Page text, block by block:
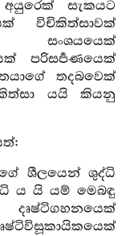
සැකයට
විචිකිත්සාවක්
සංශයයෙක්
පරිසර්‍පණයෙක්
තදබවෙක්
යයි කියනු
ශීලයෙන් ශුද්ධි
ය යි යම් මෙබඳු